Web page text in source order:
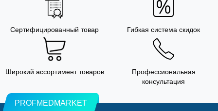
Сертифицированный товар Гибкая система скидок
Широкий ассортимент товаров
Профессиональная
консультация
PROFMEDMARKET